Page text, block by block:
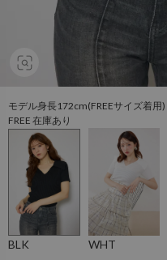
モデル身長172cm(FREEサイズ着用)
FREE 在庫あり
BLK WHT